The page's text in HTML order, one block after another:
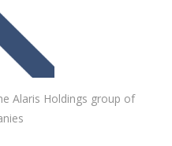
Alaris Holdings group of